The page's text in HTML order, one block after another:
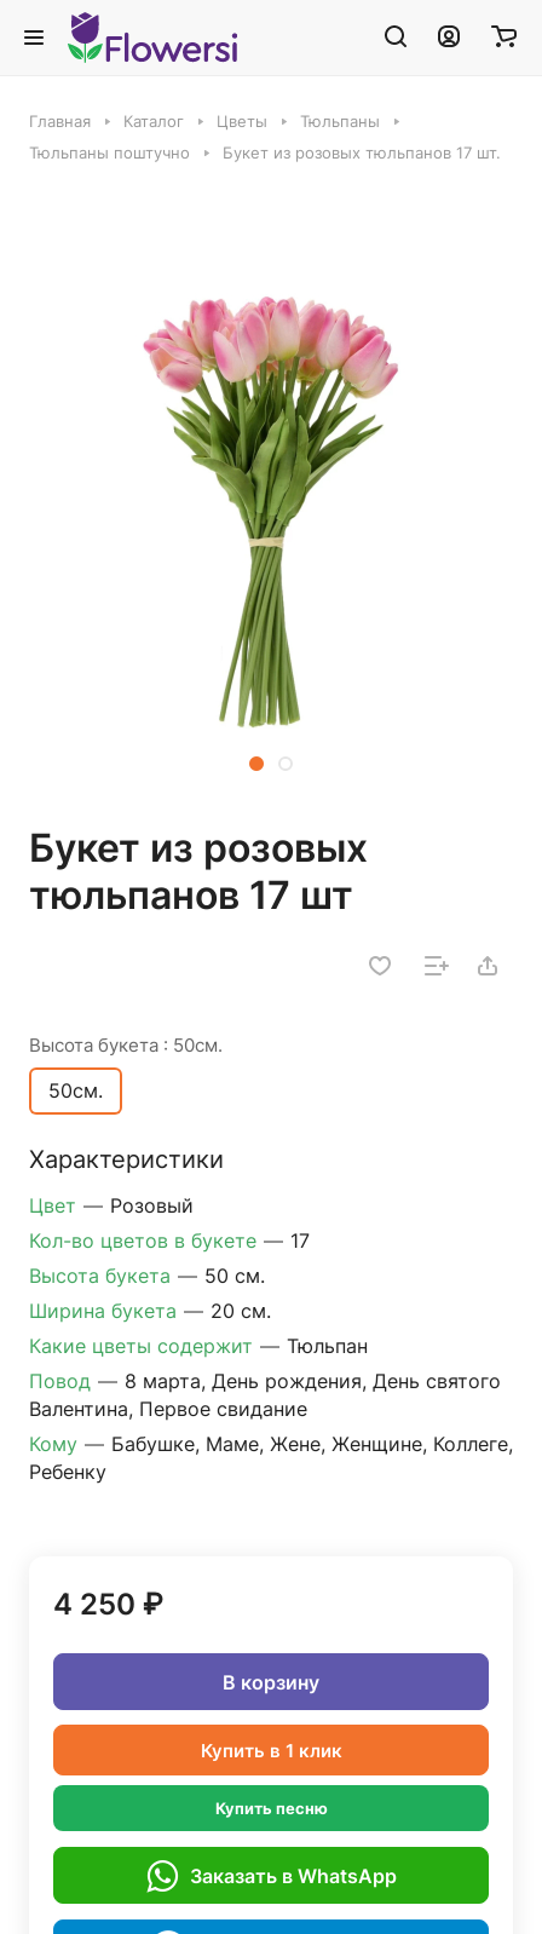
Главная Каталог Цветы
Тюльпаны
Тюльпаны поштучно
Букет из розовых тюльпанов 17 шт.
Букет из розовых
тюльпанов 17 шт
Высота букета : 50см.
50см.
Характеристики
Цвет — Розовый
Кол-во цветов в букете — 17
Высота букета — 50 см.
Ширина букета — 20 см.
Какие цветы содержит — Тюльпан
Повод — 8 марта, День рождения, День святого
Валентина, Первое свидание
Кому — Бабушке, Маме, Жене, Женщине, Коллеге,
Ребенку
4 250 ₽
В корзину
Купить в 1 клик
Купить песню
Заказать в WhatsApp